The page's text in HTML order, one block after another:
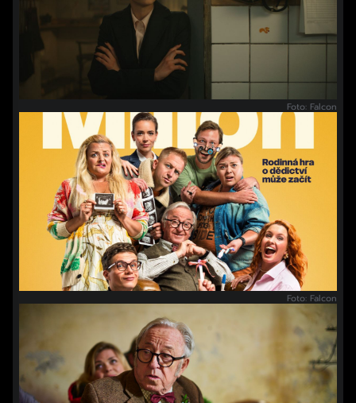
Foto: Falcon
Foto: Falcon